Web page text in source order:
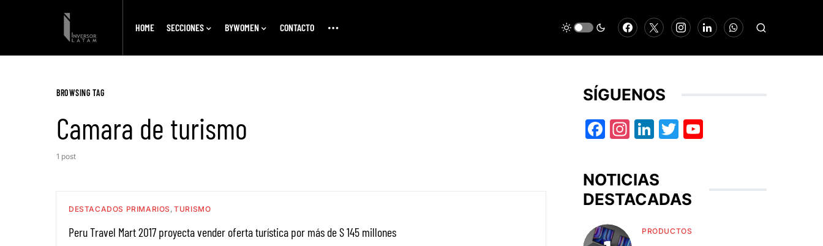
HOME SECCIONES BYWOMEN CONTACTO
BROWSING TAG
Camara de turismo
1 post
DESTACADOS PRIMARIOS TURISMO
Peru Travel Mart 2017 proyecta vender oferta turística por más de S 145 millones
SÍGUENOS
Facebook
Instagram
LinkedIn
Twitter
NOTICIAS
DESTACADAS
PRODUCTOS